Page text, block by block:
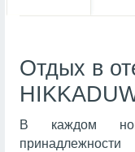
Отдых в
В каждом